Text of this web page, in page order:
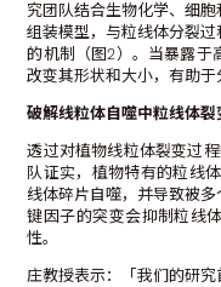
究团队结合生物化学、细
组装模型，与粒线体分裂
的机制（图2）。当暴露于
改变其形状和大小，有助于
破解线粒体自噬中粒线体裂
透过对植物线粒体裂变过
队证实，植物特有的粒线
线体碎片自噬，并导致被
键因子的突变会抑制粒线
性。
庄教授表示：「我们的研